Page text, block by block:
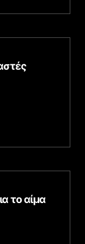
το αίμα